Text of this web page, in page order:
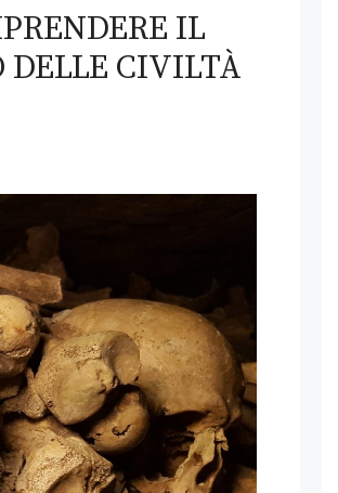
IL
DELLE CIVILTÀ